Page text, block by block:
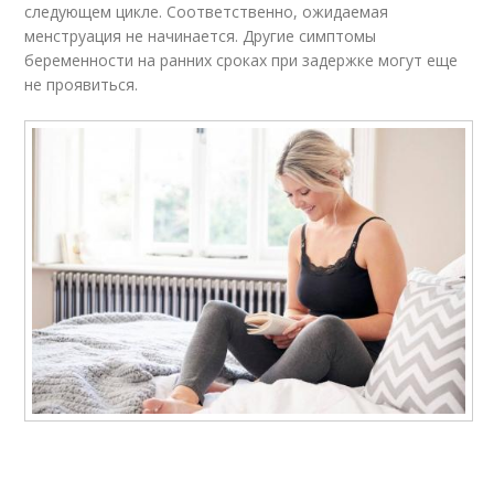
следующем цикле. Соответственно, ожидаемая
менструация не начинается. Другие симптомы
беременности на ранних сроках при задержке могут еще
не проявиться.